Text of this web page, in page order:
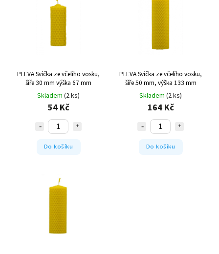
Abecedně
PLEVA Svíčka ze včelího vosku,
šíře 30 mm výška 67 mm
Skladem (2 ks)
54 Kč
Do košíku
PLEVA Svíčka ze včelího vosku,
šíře 50 mm, výška 133 mm
Skladem (2 ks)
164 Kč
Do košíku